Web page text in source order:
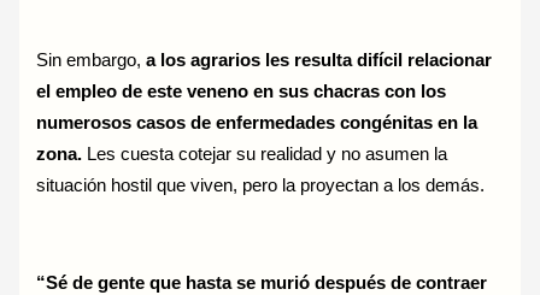
Sin embargo,a los agrarios les resulta difícil relacionar
el empleo de este veneno en sus chacras con los
numerosos casos de enfermedades congénitas en la
zona. Les cuesta cotejar su realidad y no asumen la
situación hostil que viven, pero la proyectan a los demás.
“Sé de gente que hasta se murió después de contraer